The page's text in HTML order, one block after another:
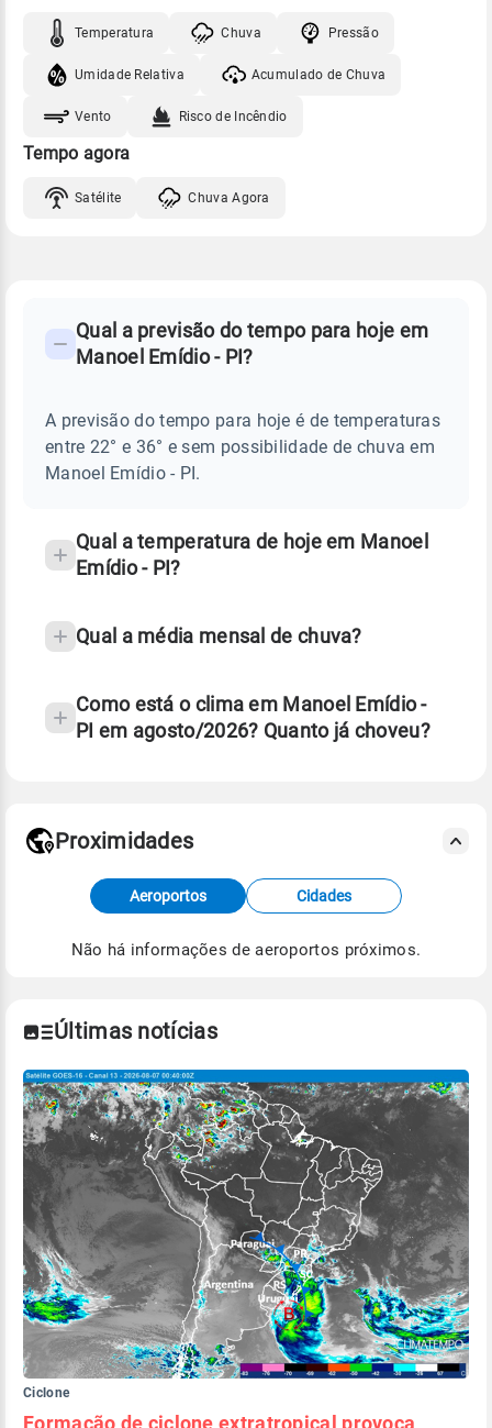
Temperatura Chuva Pressão
Umidade Relativa Acumulado de Chuva
Vento Risco de Incêndio
Tempo agora
Satélite Chuva Agora
PREVISÃO
TEMPO
MANOEL
EMÍDIO
Perguntas
sobre
chuva
Qual a previsão do tempo para hoje em
Manoel Emídio - PI?
A previsão do tempo para hoje é de temperaturas
entre 22° e 36° e sem possibilidade de chuva em
Manoel Emídio - PI.
Qual a temperatura de hoje em Manoel
Emídio - PI?
Qual a média mensal de chuva?
Como está o clima em Manoel Emídio -
PI em agosto/2026? Quanto já choveu?
Fonte: dados combinados de estações
meteorológicas e satélite do Centro de Previsão
de Tempo e Estudos Climáticos (CPTEC).
Proximidades
Aeroportos Cidades
Não há informações de aeroportos próximos.
Últimas notícias
Ciclone